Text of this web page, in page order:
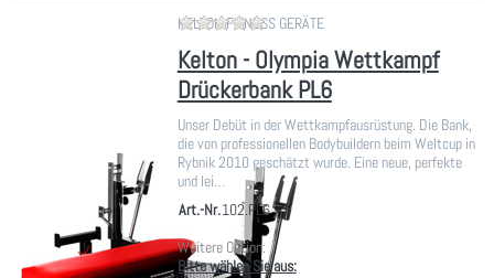
KELTON FITNESS GERÄTEZu diesem Produkt liegen noch
Kelton - Olympia Wettkampf
Drückerbank PL6
Unser Debüt in der Wettkampfausrüstung. Die Bank,
die von professionellen Bodybuildern beim Weltcup in
Rybnik 2010 geschätzt wurde. Eine neue, perfekte
und lei…
Art.-Nr.102.PL6
Weitere Option:
Bitte wählen Sie aus: